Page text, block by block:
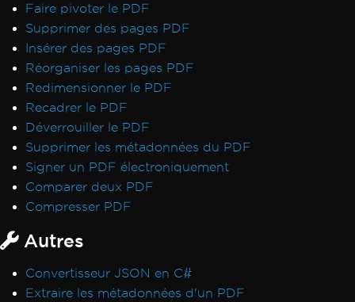
Rendu IronPdf.UpdatedChrome
Surveiller la mémoire dans Linux/WSL
Signets via ExtractTextFromPage
Utilisation de la mémoire CEF/Chromium
Désalignement des en-têtes et du contenu
Polices Adobe en tant que Type 3
Sortie Docker IronPdfEngine
Polices personnalisées dans les champs de
formulaire
Messages d'exception
Accès au chemin 'Global-
IronSoftwareDeploymentGlobal' refusé
Erreur lors de l'établissement d'une
connexion au serveur de licences
Faire pivoter le PDF
Supprimer des pages PDF
Insérer des pages PDF
Réorganiser les pages PDF
Redimensionner le PDF
Recadrer le PDF
Déverrouiller le PDF
Supprimer les métadonnées du PDF
Signer un PDF électroniquement
Comparer deux PDF
Compresser PDF
Autres
Convertisseur JSON en C#
Extraire les métadonnées d'un PDF